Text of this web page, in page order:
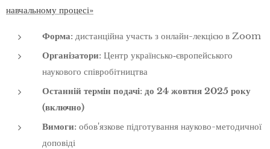
навчальному процесі»
Форма: дистанційна участь з онлайн-лекцією в Zoom
Організатори: Центр українсько‑європейського
наукового співробітництва
Останній термін подачі: до 24 жовтня 2025 року
(включно)
Вимоги: обов'язкове підготування науково-методичної
доповіді